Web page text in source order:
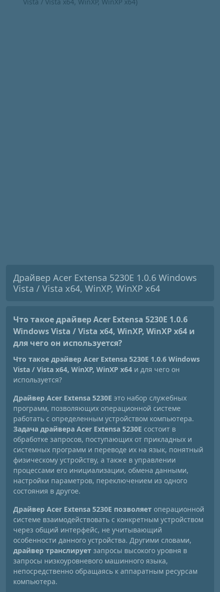
Драйвер Acer Extensa 5230E 1.0.6 Windows
Vista / Vista x64, WinXP, WinXP x64
Что такое драйвер Acer Extensa 5230E 1.0.6
Windows Vista / Vista x64, WinXP, WinXP x64 и
для чего он используется?
Что такое драйвер Acer Extensa 5230E 1.0.6 Windows
Vista / Vista x64, WinXP, WinXP x64 и для чего он
используется?
Драйвер Acer Extensa 5230E это набор служебных
программ, позволяющих операционной системе
работать с определенным устройством компьютера.
Задача драйвера Acer Extensa 5230E состоит в
обработке запросов, поступающих от прикладных и
системных программ и переводе их на язык, понятный
физическому устройству, а также в управлении
процессами его инициализации, обмена данными,
настройки параметров, переключением из одного
состояния в другое.
Драйвер Acer Extensa 5230E позволяет операционной
системе взаимодействовать с конкретным устройством
через общий интерфейс, не учитывающий
особенности данного устройства. Другими словами,
драйвер транслирует запросы высокого уровня в
запросы низкоуровневого машинного языка,
непосредственно обращаясь к аппаратным ресурсам
компьютера.